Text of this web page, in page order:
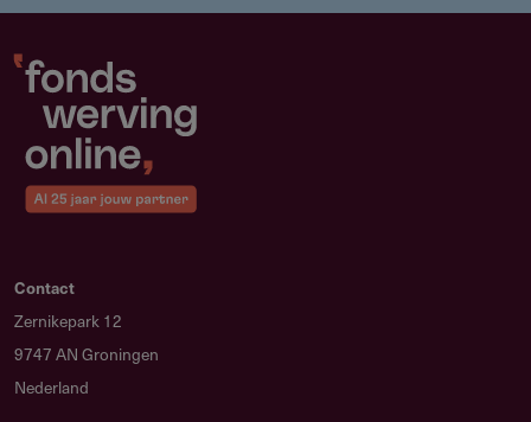
Contact
Zernikepark 12
9747 AN Groningen
Nederland